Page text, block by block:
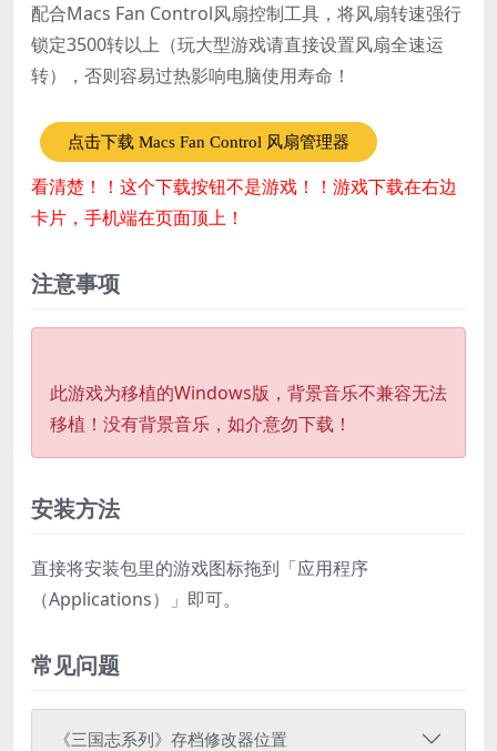
配合Macs Fan Control风扇控制工具，将风扇转速强行
锁定3500转以上（玩大型游戏请直接设置风扇全速运
转），否则容易过热影响电脑使用寿命！
点击下载 Macs Fan Control 风扇管理器
看清楚！！这个下载按钮不是游戏！！游戏下载在右边
卡片，手机端在页面顶上！
注意事项
此游戏为移植的Windows版，背景音乐不兼容无法
移植！没有背景音乐，如介意勿下载！
安装方法
直接将安装包里的游戏图标拖到「应用程序
（Applications）」即可。
常见问题
《三国志系列》存档修改器位置